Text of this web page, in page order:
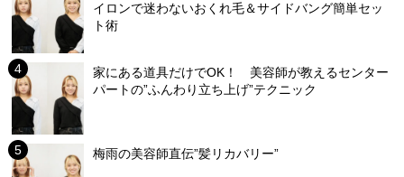
イロンで迷わないおくれ毛＆サイドバング簡単セッ
ト術
家にある道具だけでOK！ 美容師が教えるセンター
パートの”ふんわり立ち上げ”テクニック
梅雨の美容師直伝”髪リカバリー”